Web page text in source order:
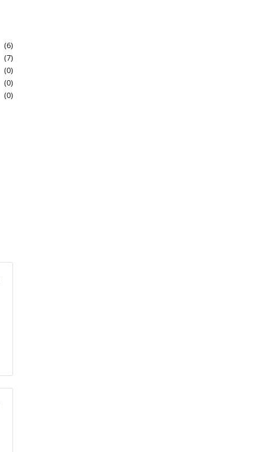
(6)
(7)
(0)
(0)
(0)